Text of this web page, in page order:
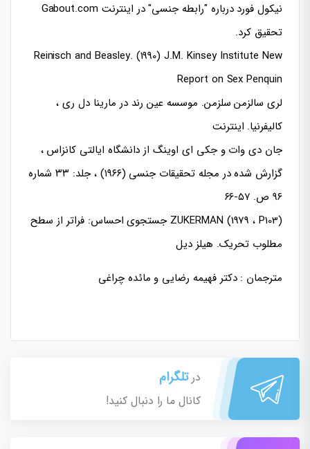
نیکول فورد درباره "رابطه جنسی" در اینترنت Gabout.com
تحقیق کرد.
Reinisch and Beasley. (1990) J.M. Kinsey Institute New
Report on Sex Penquin
لری سالزمن سلزمن. موسسه عین رند در مارینا دل ری ،
کالیفرنیا. اینترنت
جان دی وات و جکی ای اوینگ از دانشگاه ایالتی کانزاس ،
گزارش شده در مجله تحقیقات جنسی (۱۹۶۶) ، جلد: ۳۳ شماره
۹۶ ص. ۵۷-۶۶
ZUKERMAN (1979 ، P103) جستجوی احساس: فراتر از سطح
مطلوب تحریک. هیلز دیل
مترجمان : دکتر فهیمه رضایی و مائده چراغی
درتلگرام
کانال ما را دنبال کنید!